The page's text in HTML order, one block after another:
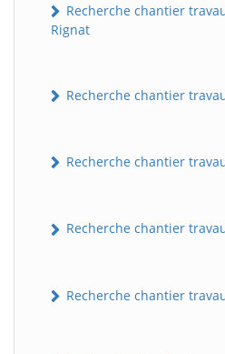
Recherche chantier
Rignat
Recherche chantier
Recherche chantier
Recherche chantier
Recherche chantier